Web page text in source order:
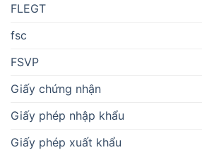
FLEGT
fsc
FSVP
Giấy chứng nhận
Giấy phép nhập khẩu
Giấy phép xuất khẩu